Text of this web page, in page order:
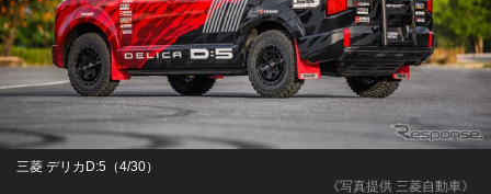
《写真提供 三菱自動車》
三菱 デリカD:5（4/30）